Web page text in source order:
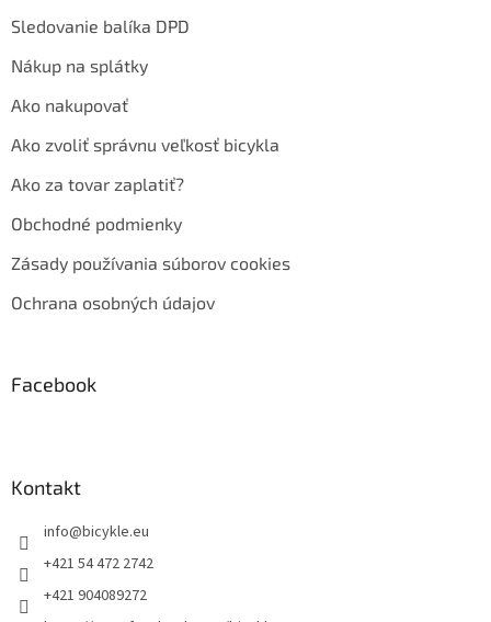
Sledovanie balíka DPD
Nákup na splátky
Ako nakupovať
Ako zvoliť správnu veľkosť bicykla
Ako za tovar zaplatiť?
Obchodné podmienky
Zásady používania súborov cookies
Ochrana osobných údajov
Facebook
Kontakt
info@bicykle.eu
+421 54 472 2742
+421 904089272